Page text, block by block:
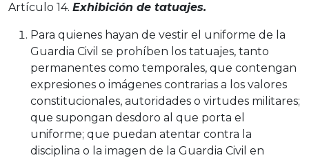
Artículo 14. Exhibición de tatuajes.
Para quienes hayan de vestir el uniforme de la
Guardia Civil se prohíben los tatuajes, tanto
permanentes como temporales, que contengan
expresiones o imágenes contrarias a los valores
constitucionales, autoridades o virtudes militares;
que supongan desdoro al que porta el
uniforme; que puedan atentar contra la
disciplina o la imagen de la Guardia Civil en